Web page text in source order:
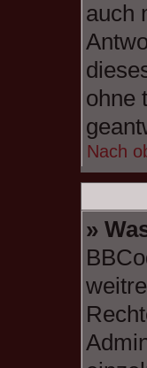
auch
ohne
Nach
»